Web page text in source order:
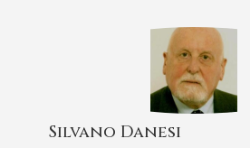
Silvano Danesi